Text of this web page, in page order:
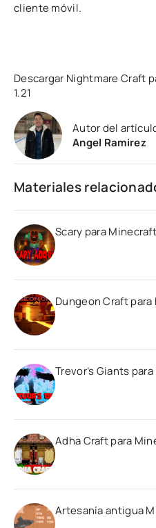
cliente móvil.
Descargar Nightmare Craft
1.21
Autor del
Angel Ramirez
Materiales
Scary para
Dungeon Craft para
Trevor’s Giants
Adha Craft para
Artesanía antigua